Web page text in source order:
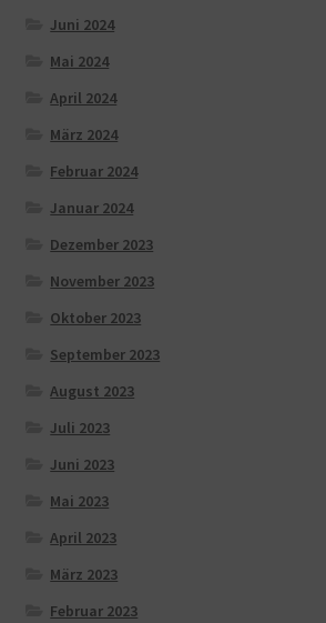
Juni 2024
Mai 2024
April 2024
März 2024
Februar 2024
Januar 2024
Dezember 2023
November 2023
Oktober 2023
September 2023
August 2023
Juli 2023
Juni 2023
Mai 2023
April 2023
März 2023
Februar 2023